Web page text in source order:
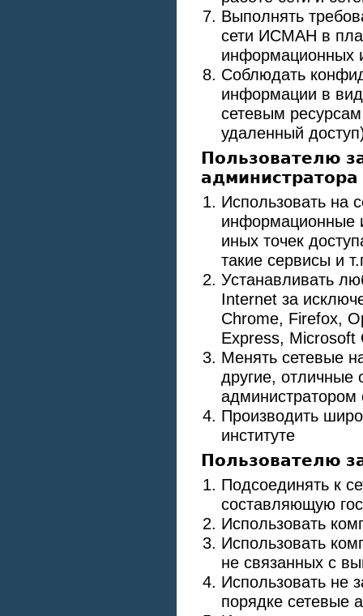
Выполнять
сети ИСМАН в
информационных
Соблюдать
информации в
сетевым
удаленный
Пользователю
администратора
Использовать на
информационные
иных точек
такие сервисы и
Устанавливать
Internet за
Chrome, Firefox,
Express, Microsoft
Менять сетевые
другие, отличные
администратором
Производить
институте
Пользователю
Подсоединять к
составляющую
Использовать
Использовать
не связанных с
Использовать не
порядке сетевые